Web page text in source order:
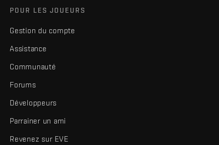
POUR LES JOUEURS
Gestion du compte
Assistance
Communauté
Forums
Développeurs
Parrainer un ami
Revenez sur EVE